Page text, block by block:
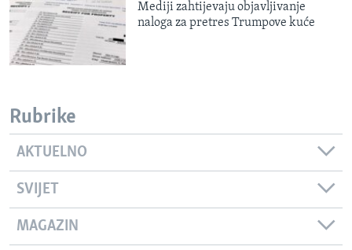
Mediji zahtijevaju objavljivanje
naloga za pretres Trumpove kuće
Rubrike
AKTUELNO
SVIJET
MAGAZIN